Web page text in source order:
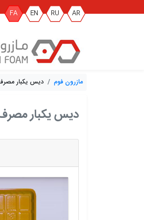
FA EN RU
AR
مازرون فوم دیس یکبار
دیس یکبار